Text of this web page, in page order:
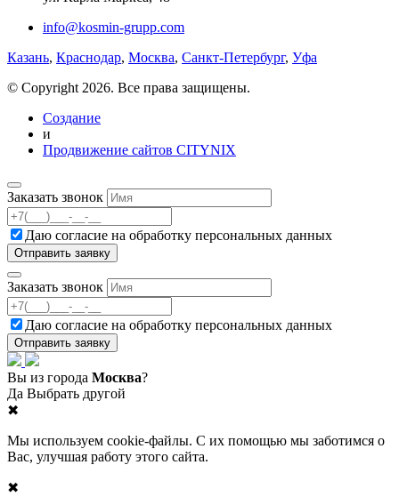
info@kosmin-grupp.com
Казань, Краснодар, Москва, Санкт-Петербург, Уфа
© Copyright 2026. Все права защищены.
Создание
и
Продвижение сайтов CITYNIX
Заказать звонок
Даю согласие на обработку персональных данных
Заказать звонок
Даю согласие на обработку персональных данных
Вы из города Москва?
Да Выбрать другой
✖
Мы используем cookie-файлы. С их помощью мы заботимся о
Вас, улучшая работу этого сайта.
✖